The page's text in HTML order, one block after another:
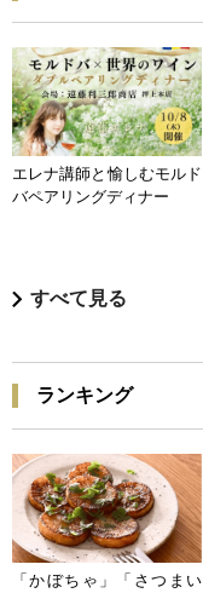
エレナ講師と愉しむモルド
バペアリングディナー
すべて見る
ランキング
「かぼちゃ」「さつまい